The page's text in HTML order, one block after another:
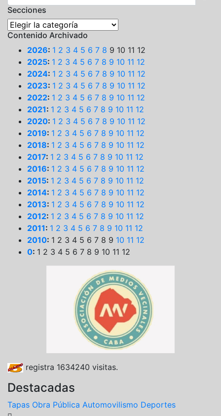
Secciones
Secciones
Contenido Archivado
2026: 1 2 3 4 5 6 7 8 9 10 11 12
2025: 1 2 3 4 5 6 7 8 9 10 11 12
2024: 1 2 3 4 5 6 7 8 9 10 11 12
2023: 1 2 3 4 5 6 7 8 9 10 11 12
2022: 1 2 3 4 5 6 7 8 9 10 11 12
2021: 1 2 3 4 5 6 7 8 9 10 11 12
2020: 1 2 3 4 5 6 7 8 9 10 11 12
2019: 1 2 3 4 5 6 7 8 9 10 11 12
2018: 1 2 3 4 5 6 7 8 9 10 11 12
2017: 1 2 3 4 5 6 7 8 9 10 11 12
2016: 1 2 3 4 5 6 7 8 9 10 11 12
2015: 1 2 3 4 5 6 7 8 9 10 11 12
2014: 1 2 3 4 5 6 7 8 9 10 11 12
2013: 1 2 3 4 5 6 7 8 9 10 11 12
2012: 1 2 3 4 5 6 7 8 9 10 11 12
2011: 1 2 3 4 5 6 7 8 9 10 11 12
2010: 1 2 3 4 5 6 7 8 9 10 11 12
0: 1 2 3 4 5 6 7 8 9 10 11 12
registra 1634240 visitas.
Destacadas
Tapas Obra Pública Automovilismo Deportes